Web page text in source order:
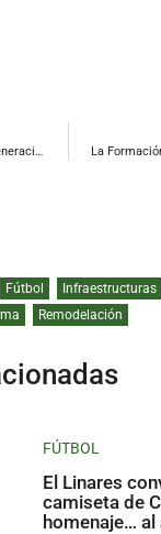
Nuevo impulso al relevo generacional en el campo de Jaén
Fútbol Infraestructuras
Remodelación
FÚTBOL
El Linares
camiseta de
homenaje… al